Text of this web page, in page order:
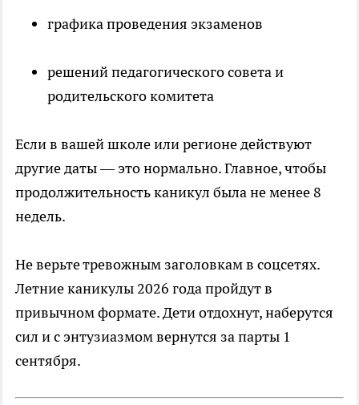
графика проведения экзаменов
решений педагогического совета и
родительского комитета
Если в вашей школе или регионе действуют
другие даты — это нормально. Главное, чтобы
продолжительность каникул была не менее 8
недель.
Не верьте тревожным заголовкам в соцсетях.
Летние каникулы 2026 года пройдут в
привычном формате. Дети отдохнут, наберутся
сил и с энтузиазмом вернутся за парты 1
сентября.